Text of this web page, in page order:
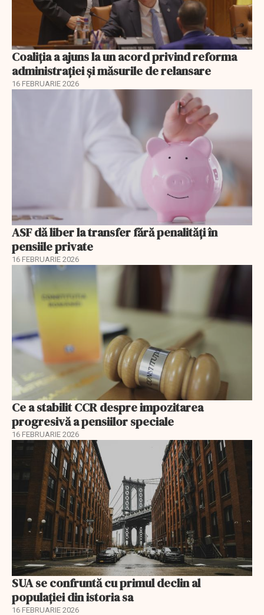
Coaliția a ajuns la un acord privind reforma
administrației și măsurile de relansare
16 FEBRUARIE 2026
ASF dă liber la transfer fără penalități în
pensiile private
16 FEBRUARIE 2026
Ce a stabilit CCR despre impozitarea
progresivă a pensiilor speciale
16 FEBRUARIE 2026
SUA se confruntă cu primul declin al
populației din istoria sa
16 FEBRUARIE 2026